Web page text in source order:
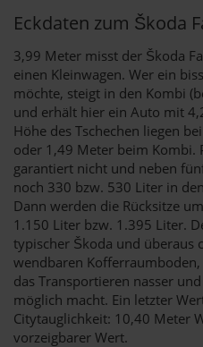
Eckdaten zum Škoda
3,99 Meter misst der Škoda
einen Kleinwagen. Wer ein
möchte, steigt in den Kombi
und erhält hier ein Auto mit
Höhe des Tschechen liegen
oder 1,49 Meter beim Kombi.
garantiert nicht und neben
noch 330 bzw. 530 Liter in
Dann werden die Rücksitze
1.150 Liter bzw. 1.395 Liter.
typischer Škoda und überaus
wendbaren
das Transportieren nasser
möglich macht. Ein letzter
Citytauglichkeit: 10,40 Meter
vorzeigbarer Wert.